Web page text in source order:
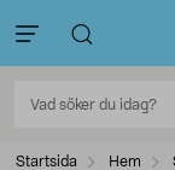
Startsida Hem